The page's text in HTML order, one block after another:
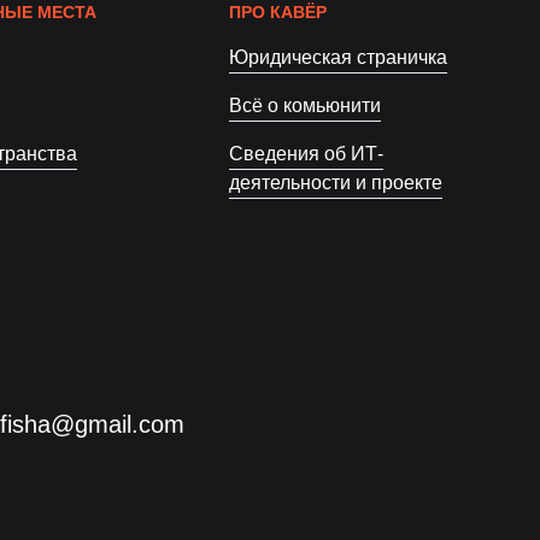
МЕСТА ПРО КАВЁР
Юридическая страничка
Всё о комьюнити
Сведения об ИТ-
деятельности и проекте